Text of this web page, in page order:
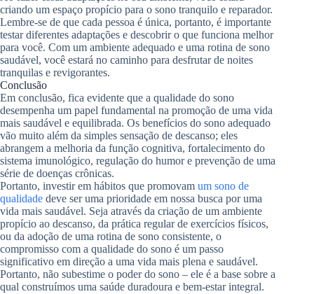
criando um espaço propício para o sono tranquilo e reparador.
Lembre-se de que cada pessoa é única, portanto, é importante
testar diferentes adaptações e descobrir o que funciona melhor
para você. Com um ambiente adequado e uma rotina de sono
saudável, você estará no caminho para desfrutar de noites
tranquilas e revigorantes.
Conclusão
Em conclusão, fica evidente que a qualidade do sono
desempenha um papel fundamental na promoção de uma vida
mais saudável e equilibrada. Os benefícios do sono adequado
vão muito além da simples sensação de descanso; eles
abrangem a melhoria da função cognitiva, fortalecimento do
sistema imunológico, regulação do humor e prevenção de uma
série de doenças crônicas.
Portanto, investir em hábitos que promovam um sono de
qualidade deve ser uma prioridade em nossa busca por uma
vida mais saudável. Seja através da criação de um ambiente
propício ao descanso, da prática regular de exercícios físicos,
ou da adoção de uma rotina de sono consistente, o
compromisso com a qualidade do sono é um passo
significativo em direção a uma vida mais plena e saudável.
Portanto, não subestime o poder do sono – ele é a base sobre a
qual construímos uma saúde duradoura e bem-estar integral.